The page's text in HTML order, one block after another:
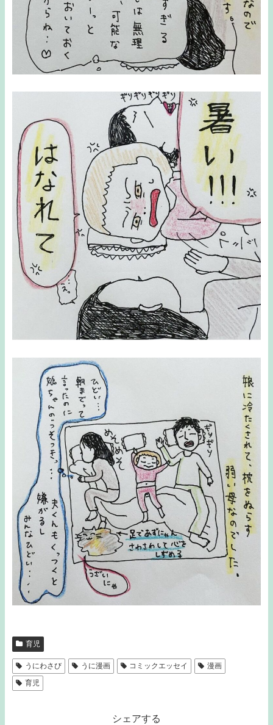
育児
うにわさび うに漫画 コミックエッセイ
漫画
育児
シェアする